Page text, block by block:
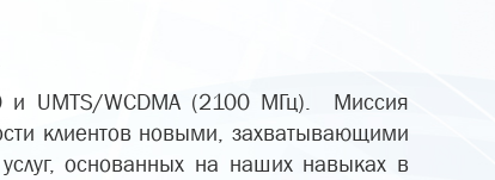
и UMTS/WCDMA (2100 МГц). Миссия
клиентов новыми, захватывающими
основанных на наших навыках в